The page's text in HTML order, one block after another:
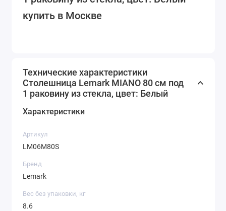
купить в Москве
Технические характеристики
Столешница Lemark MIANO 80 см под
1 раковину из стекла, цвет: Белый
Характеристики
Артикул
LM06M80S
Бренд
Lemark
Вес без упаковки, кг
8.6